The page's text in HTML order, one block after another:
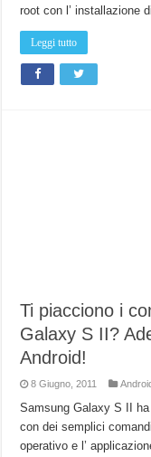
root con l’ installazione
Leggi tutto
Ti piacciono i
Galaxy S II?
Android!
8 Giugno, 2011
Samsung Galaxy S II
con dei semplici
operativo e l’